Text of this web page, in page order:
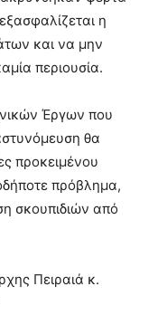
η
και να μην
περιουσία.
Έργων που
θα
προκειμένου
πρόβλημα,
σκουπιδιών από
Πειραιά κ.